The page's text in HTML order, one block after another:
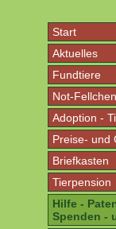
Start
Aktuelles
Fundtiere
Not-Fellchen
Adoption -
Preise- und
Briefkasten
Tierpension
Hilfe -
Spenden -